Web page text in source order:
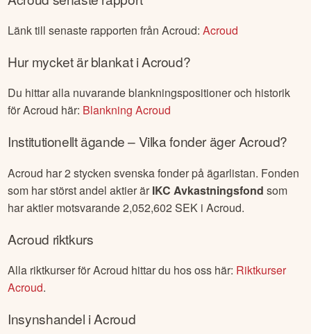
Länk till senaste rapporten frånAcroud:Acroud
Hur mycket är blankat iAcroud?
Du hittar alla nuvarande blankningspositioner och historik
förAcroud här: BlankningAcroud
Institutionellt ägande – Vilka fonder ägerAcroud?
Acroud har2 stycken svenska fonder på ägarlistan. Fonden
som har störst andel aktier är IKC Avkastningsfond som
har aktier motsvarande2,052,602 SEK iAcroud.
Acroud riktkurs
Alla riktkurser förAcroud hittar du hos oss här: Riktkurser
Acroud.
Insynshandel iAcroud